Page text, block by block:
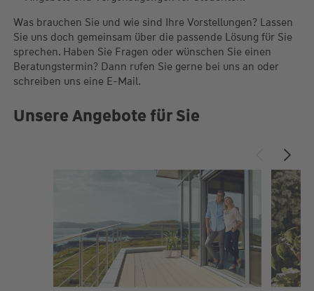
Was brauchen Sie und wie sind Ihre Vorstellungen? Lassen
Sie uns doch gemeinsam über die passende Lösung für Sie
sprechen. Haben Sie Fragen oder wünschen Sie einen
Beratungstermin? Dann rufen Sie gerne bei uns an oder
schreiben uns eine E-Mail.
Unsere Angebote für Sie